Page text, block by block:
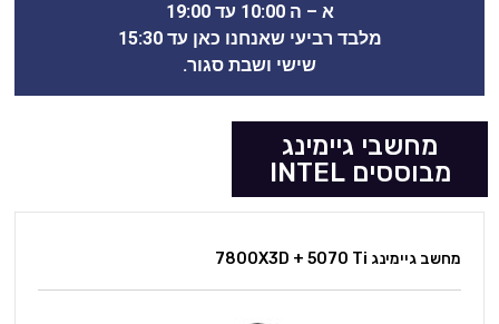
א – ה 10:00 עד 19:00
מלבד רביעי שאנחנו כאן עד 15:30
שישי ושבת סגור.
מחשבי גיימינג
מבוססים INTEL
מחשב גיימינג 7800X3D + 5070 Ti